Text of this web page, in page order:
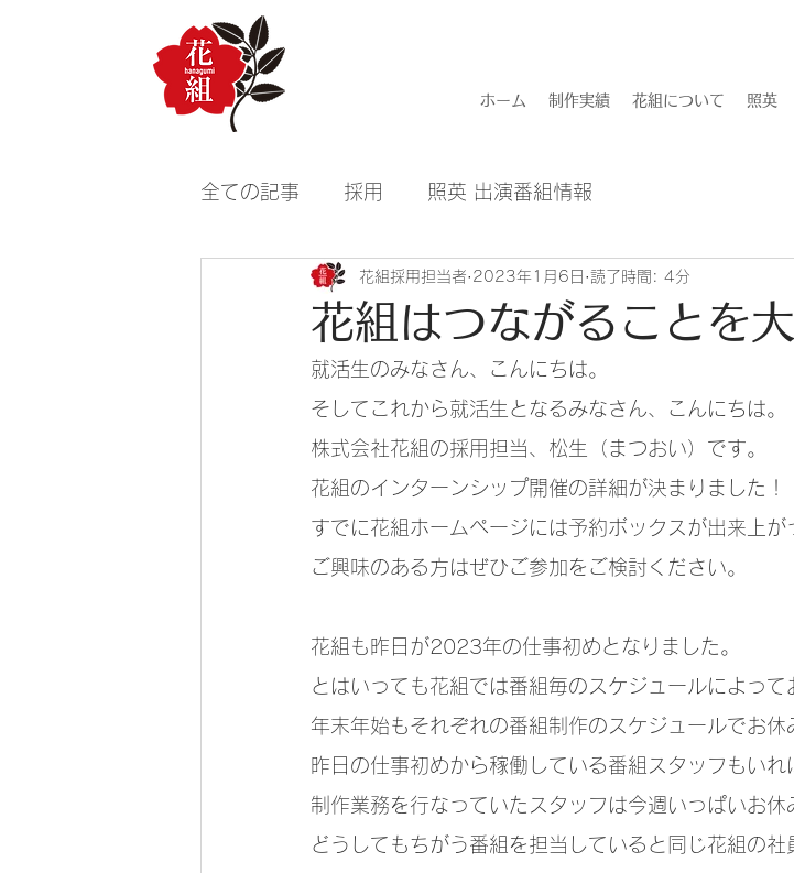
ホーム 制作実績 花組について 照英
全ての記事 採用 照英 出演番組情報
花組はつながることを
花組採用担当者 2023年1月6日 読了時間: 4分
就活生のみなさん、こんにちは。
そしてこれから就活生となるみなさん、こんにちは。
株式会社花組の採用担当、松生（まつおい）です。
花組のインターンシップ開催の詳細が決まりました！
すでに花組ホームページには予約ボックスが出来上が
ご興味のある方はぜひご参加をご検討ください。
花組も昨日が2023年の仕事初めとなりました。
とはいっても花組では番組毎のスケジュールによっ
年末年始もそれぞれの番組制作のスケジュールでお休
昨日の仕事初めから稼働している番組スタッフもい
制作業務を行なっていたスタッフは今週いっぱいお休
どうしてもちがう番組を担当していると同じ花組の